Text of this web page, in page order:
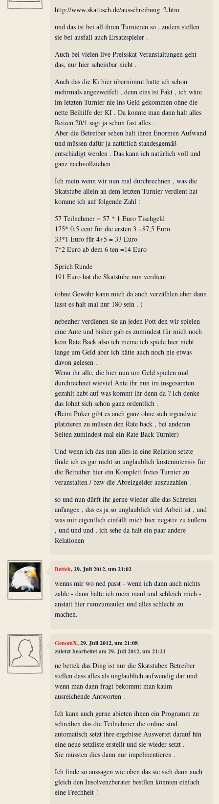
http://www.skattisch.de/ausschreibung_2.htm
und das ist bei all ihren Turnieren so , zudem stellen
sie bei ausfall auch Ersatzspieler .
Auch bei vielen live Preisskat Veranstaltungen geht
das, nur hier scheinbar nicht .
Auch das die Ki hier übernimmt hatte ich schon
mehrmals angezweifelt , denn eins ist Fakt , ich wäre
im letzten Turnier nie ins Geld gekommen ohne die
nette Beihilfe der KI . Da konnte man dann halt alles
Reizen 20/1 sagt ja schon fast alles .
Aber die Betreiber sehen halt ihren Enormen Aufwand
und müssen dafür ja natürlich standesgemäß
entschädigt werden . Das kann ich natürlich voll und
ganz nachvollziehen .
Ich mein wenn wir nun mal durchrechnen , was die
Skatstube allein an dem letzten Turnier verdient hat
komme ich auf folgende Zahl :
57 Teilnehmer = 57 * 1 Euro Tischgeld
175* 0,5 cent für die ersten 3 =87,5 Euro
33*1 Euro für 4+5 = 33 Euro
7*2 Euro ab dem 6 ten =14 Euro
Sprich Runde
191 Euro hat die Skatstube nun verdient
(ohne Gewähr kann mich da auch verzälhlen aber dann
lasst es halt mal nur 180 sein . )
nebenher verdienen sie an jeden Pott den wir spielen
eine Ante und bisher gab es zumindest für mich noch
kein Rate Back also ich meine ich spiele hier nicht
lange um Geld aber ich hätte auch noch nie etwas
davon gelesen .
Wenn ihr alle, die hier nun um Geld spielen mal
durchrechnet wieviel Ante ihr nun im insgesamten
gezahlt habt auf was kommt ihr denn da ? Ich denke
das lohnt sich schon ganz ordentlich .
(Beim Poker gibt es auch ganz ohne sich irgendwie
platzieren zu müssen den Rate back , bei anderen
Seiten zumindest mal ein Rate Back Turnier)
Und wenn ich das nun alles in eine Relation setzte
finde ich es gar nicht so unglaublich kostenintensiv für
die Betreiber hier ein Komplett freies Turnier zu
veranstalten / bzw die Abreizgelder auszuzahlen .
so und nun dürft ihr gerne wieder alle das Schreien
anfangen , das es ja so unglaublich viel Arbeit ist , und
was mir eigentlich einfällt mich hier negativ zu äußern
, und und und , ich sehe da halt ein paar andere
Relationen
Bettek, 29. Juli 2012, um 21:02
wenns mir wo ned passt - wenn ich dann auch nichts
zahle - dann halte ich mein maul und schleich mich -
anstatt hier rumzumaulen und alles schlecht zu
machen.
GenomX, 29. Juli 2012, um 21:08
zuletzt bearbeitet am 29. Juli 2012, um 21:21
ne bettek das Ding ist nur die Skatstuben Betreiber
stellen dass alles als unglaublich aufwendig dar und
wenn man dann fragt bekommt man kaum
ausreichende Antworten .
Ich kann auch gerne abieten ihnen ein Programm zu
schreiben das die Teilnehmer die online sind
automatisch setzt ihre ergebisse Auswertet darauf hin
eine neue setzliste erstellt und sie wieder setzt .
Sie müssten dies dann nur impelmentieren .
Ich finde so aussagen wie oben das sie sich dann auch
gleich den Insolvenzberater bestllen könnten einfach
eine Frechheit !